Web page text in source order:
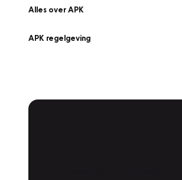
Alles over APK
APK regelgeving